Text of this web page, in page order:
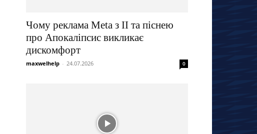
Чому реклама Meta з ІІ та піснею
про Апокаліпсис викликає
дискомфорт
maxwelhelp - 24.07.2026 0